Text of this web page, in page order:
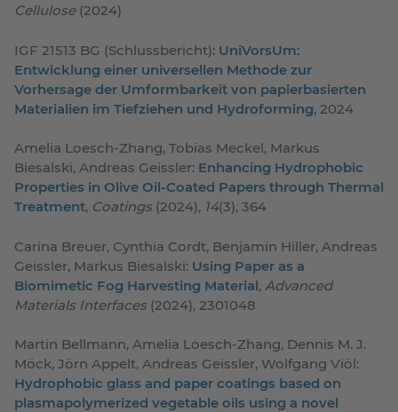
Cellulose(2024)
IGF 21513 BG (Schlussbericht): UniVorsUm:
Entwicklung einer universellen Methode zur
Vorhersage der Umformbarkeit von papierbasierten
Materialien im Tiefziehen und Hydroforming, 2024
Amelia Loesch-Zhang, Tobias Meckel, Markus
Biesalski, Andreas Geissler: Enhancing Hydrophobic
Properties in Olive Oil-Coated Papers through Thermal
Treatment, Coatings (2024), 14(3), 364
Carina Breuer, Cynthia Cordt, Benjamin Hiller, Andreas
Geissler, Markus Biesalski: Using Paper as a
Biomimetic Fog Harvesting Material, Advanced
Materials Interfaces (2024), 2301048
Martin Bellmann, Amelia Loesch-Zhang, Dennis M. J.
Möck, Jörn Appelt, Andreas Geissler, Wolfgang Viöl:
Hydrophobic glass and paper coatings based on
plasmapolymerized vegetable oils using a novel